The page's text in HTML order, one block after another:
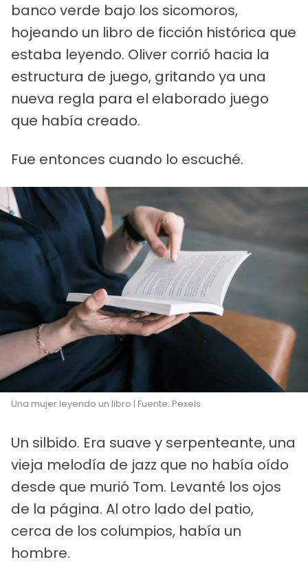
banco verde bajo los sicomoros,
hojeando un libro de ficción histórica que
estaba leyendo. Oliver corrió hacia la
estructura de juego, gritando ya una
nueva regla para el elaborado juego
que había creado.
Fue entonces cuando lo escuché.
Una mujer leyendo un libro | Fuente: Pexels
Un silbido. Era suave y serpenteante, una
vieja melodía de jazz que no había oído
desde que murió Tom. Levanté los ojos
de la página. Al otro lado del patio,
cerca de los columpios, había un
hombre.